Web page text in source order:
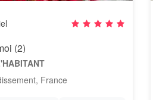
(2)
France